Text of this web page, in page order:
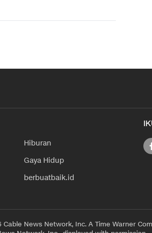
Hiburan
Gaya Hidup
berbuatbaik.id
News Network, Inc. A Time Warner